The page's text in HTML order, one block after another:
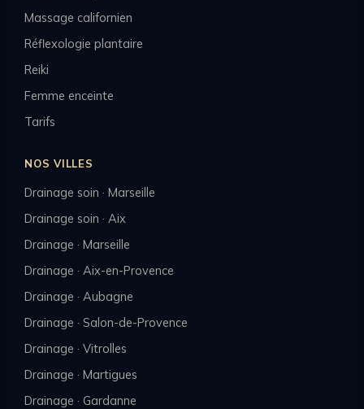
Massage californien
Réflexologie plantaire
Reiki
Femme enceinte
Tarifs
NOS VILLES
Drainage soin · Marseille
Drainage soin · Aix
Drainage · Marseille
Drainage · Aix-en-Provence
Drainage · Aubagne
Drainage · Salon-de-Provence
Drainage · Vitrolles
Drainage · Martigues
Drainage · Gardanne